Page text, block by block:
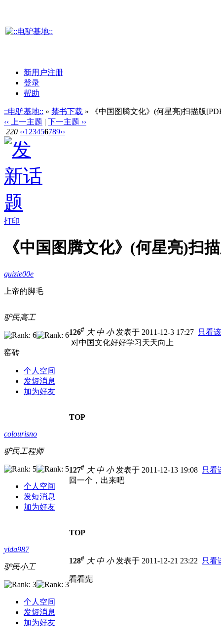
新用户注册
登录
帮助
::电驴基地:: » 禁书下载 » 《中国图腾文化》(何星亮)扫描版
‹‹ 上一主题 | 下一主题 ››
220 ‹‹1 23456789››
打印
《中国图腾文化》(何星亮)扫
guizie00e
上帝的脚毛
驴民高工
窑砖
个人空间
发短消息
加为好友
126# 大 中 小发表于 2011-12-3 17:27 只看
对中国文化好好学习天天向上
TOP
colourisno
驴民工程师
个人空间
发短消息
加为好友
127# 大 中 小发表于 2011-12-13 19:08 只看
回一个，出来吧
TOP
yida987
驴民小工
个人空间
发短消息
加为好友
128# 大 中 小发表于 2011-12-21 23:22 只看
看看先